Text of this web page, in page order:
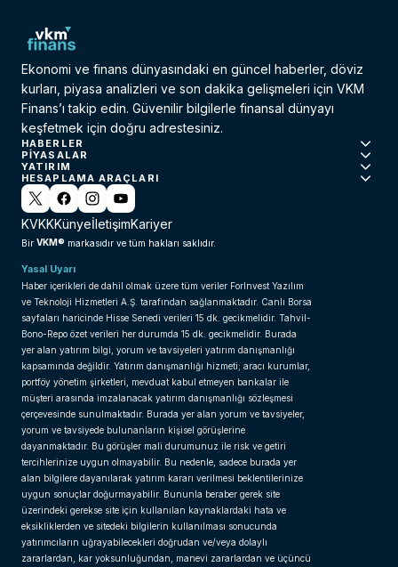
Ekonomi ve finans dünyasındaki en güncel haberler, döviz
kurları, piyasa analizleri ve son dakika gelişmeleri için VKM
Finans’ı takip edin. Güvenilir bilgilerle finansal dünyayı
keşfetmek için doğru adrestesiniz.
HABERLER
PIYASALAR
YATIRIM
HESAPLAMA ARAÇLARI
KVKKKünyeİletişimKariyer
Bir VKM® markasıdır ve tüm hakları saklıdır.
Yasal Uyarı
Haber içerikleri de dahil olmak üzere tüm veriler ForInvest Yazılım
ve Teknoloji Hizmetleri A.Ş. tarafından sağlanmaktadır. Canlı Borsa
sayfaları haricinde Hisse Senedi verileri 15 dk. gecikmelidir. Tahvil-
Bono-Repo özet verileri her durumda 15 dk. gecikmelidir. Burada
yer alan yatırım bilgi, yorum ve tavsiyeleri yatırım danışmanlığı
kapsamında değildir. Yatırım danışmanlığı hizmeti; aracı kurumlar,
portföy yönetim şirketleri, mevduat kabul etmeyen bankalar ile
müşteri arasında imzalanacak yatırım danışmanlığı sözleşmesi
çerçevesinde sunulmaktadır. Burada yer alan yorum ve tavsiyeler,
yorum ve tavsiyede bulunanların kişisel görüşlerine
dayanmaktadır. Bu görüşler mali durumunuz ile risk ve getiri
tercihlerinize uygun olmayabilir. Bu nedenle, sadece burada yer
alan bilgilere dayanılarak yatırım kararı verilmesi beklentilerinize
uygun sonuçlar doğurmayabilir. Bununla beraber gerek site
üzerindeki gerekse site için kullanılan kaynaklardaki hata ve
eksikliklerden ve sitedeki bilgilerin kullanılması sonucunda
yatırımcıların uğrayabilecekleri doğrudan ve/veya dolaylı
zararlardan, kar yoksunluğundan, manevi zararlardan ve üçüncü